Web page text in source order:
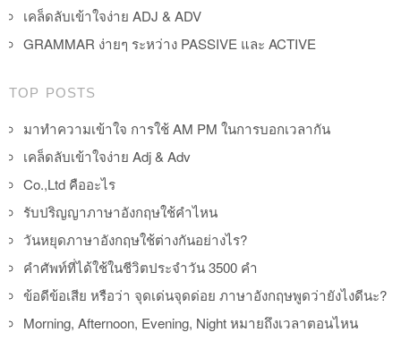
เคล็ดลับเข้าใจง่าย ADJ & ADV
GRAMMAR ง่ายๆ ระหว่าง PASSIVE และ ACTIVE
TOP POSTS
มาทำความเข้าใจ การใช้ AM PM ในการบอกเวลากัน
เคล็ดลับเข้าใจง่าย Adj & Adv
Co.,Ltd คืออะไร
รับปริญญาภาษาอังกฤษใช้คำไหน
วันหยุดภาษาอังกฤษใช้ต่างกันอย่างไร?
คำศัพท์ที่ได้ใช้ในชีวิตประจำวัน 3500 คำ
ข้อดีข้อเสีย หรือว่า จุดเด่นจุดด่อย ภาษาอังกฤษพูดว่ายังไงดีนะ?
Morning, Afternoon, Evening, Night หมายถึงเวลาตอนไหน